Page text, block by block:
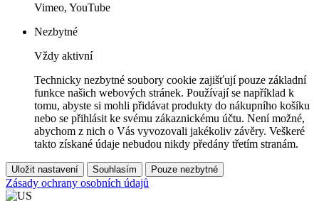
Vimeo, YouTube
Nezbytné
Vždy aktivní
Technicky nezbytné soubory cookie zajišťují pouze základní
funkce našich webových stránek. Používají se například k
tomu, abyste si mohli přidávat produkty do nákupního košíku
nebo se přihlásit ke svému zákaznickému účtu. Není možné,
abychom z nich o Vás vyvozovali jakékoliv závěry. Veškeré
takto získané údaje nebudou nikdy předány třetím stranám.
Uložit nastavení Souhlasím Pouze nezbytné
Zásady ochrany osobních údajů